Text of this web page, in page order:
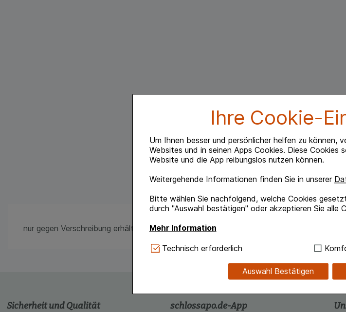
Ihre Cookie-
Um Ihnen besser und persönlicher helfen zu können,
Websites und in seinen Apps Cookies. Diese Cookies
Website und die App reibungslos nutzen können.
Weitergehende Informationen finden Sie in unserer
Bitte wählen Sie nachfolgend, welche Cookies
durch "Auswahl bestätigen" oder akzeptieren Sie alle
Mehr Information
Technisch Notwendig:Hierbei handelt es sich um
verzichtet werden kann.
gestalten, beispielsweise für die Wiedererkennung
Verhaltensweisen (z.B. Spracheinstellung)
Technisch erforderlich
Auswahl Bestätigen
nur gegen Verschreibung erhältlich
Sicherheit und Qualität schlossapo.de-App